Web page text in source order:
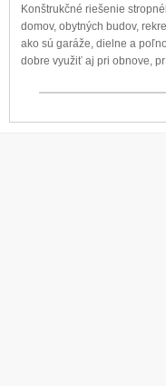
Konštrukčné riešenie
domov, obytných budov,
ako sú garáže, dielne a
dobre využiť aj pri obnove,